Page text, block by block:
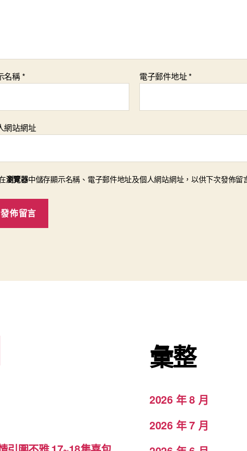
名稱* 電子郵件地址*
網站網址
瀏覽器中儲存顯示名稱、電子郵件地址及個人網站網址，以供下次發佈留
彙整
2026 年 8 月
2026 年 7 月